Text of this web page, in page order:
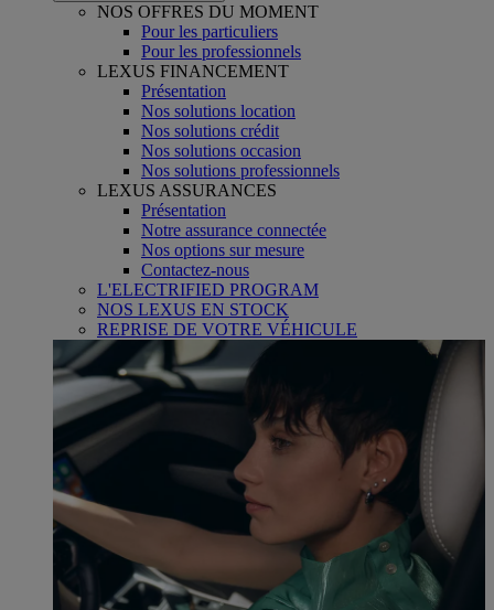
NOS OFFRES DU MOMENT
Pour les particuliers
Pour les professionnels
LEXUS FINANCEMENT
Présentation
Nos solutions location
Nos solutions crédit
Nos solutions occasion
Nos solutions professionnels
LEXUS ASSURANCES
Présentation
Notre assurance connectée
Nos options sur mesure
Contactez-nous
L'ELECTRIFIED PROGRAM
NOS LEXUS EN STOCK
REPRISE DE VOTRE VÉHICULE